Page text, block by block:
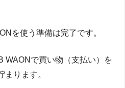
を使う準備は完了です。
WAONで買い物（支払い）を
まります。